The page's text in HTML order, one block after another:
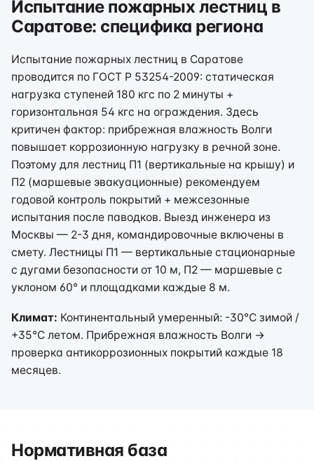
Испытание пожарных лестниц в
Саратове: специфика региона
Испытание пожарных лестниц в Саратове
проводится по ГОСТ Р 53254-2009: статическая
нагрузка ступеней 180 кгс по 2 минуты +
горизонтальная 54 кгс на ограждения. Здесь
критичен фактор: прибрежная влажность Волги
повышает коррозионную нагрузку в речной зоне.
Поэтому для лестниц П1 (вертикальные на крышу) и
П2 (маршевые эвакуационные) рекомендуем
годовой контроль покрытий + межсезонные
испытания после паводков. Выезд инженера из
Москвы — 2-3 дня, командировочные включены в
смету. Лестницы П1 — вертикальные стационарные
с дугами безопасности от 10 м, П2 — маршевые с
уклоном 60° и площадками каждые 8 м.
Климат: Континентальный умеренный: -30°C зимой /
+35°C летом. Прибрежная влажность Волги →
проверка антикоррозионных покрытий каждые 18
месяцев.
Нормативная база